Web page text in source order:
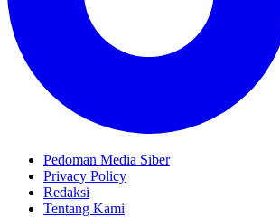
Pedoman Media Siber
Privacy Policy
Redaksi
Tentang Kami